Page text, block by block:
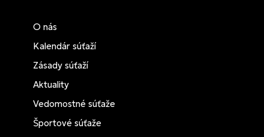
O nás
Kalendár súťaží
Zásady súťaží
Aktuality
Vedomostné súťaže
Športové súťaže